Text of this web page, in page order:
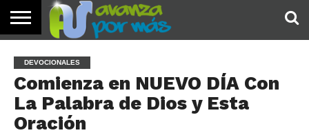
PALABRA
DE HOY
DEVOCIONALES
NOTICIAS
TESTIMONIOS
ORACIONES
SOBRE
NOSOTROS
IMÁGENES
DEVOCIONALES
Comienza en NUEVO DÍA Con
La Palabra de Dios y Esta
Oración